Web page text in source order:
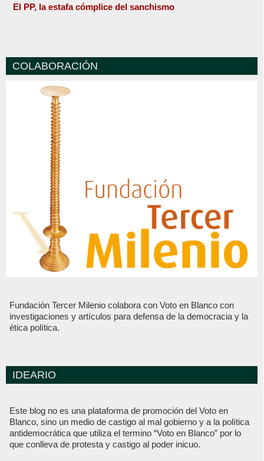
El PP, la estafa cómplice del sanchismo
COLABORACIÓN
Fundación Tercer Milenio colabora con Voto en Blanco con
investigaciones y artículos para defensa de la democracia y la
ética política.
IDEARIO
Este blog no es una plataforma de promoción del Voto en
Blanco, sino un medio de castigo al mal gobierno y a la política
antidemocrática que utiliza el termino “Voto en Blanco” por lo
que conlleva de protesta y castigo al poder inicuo.